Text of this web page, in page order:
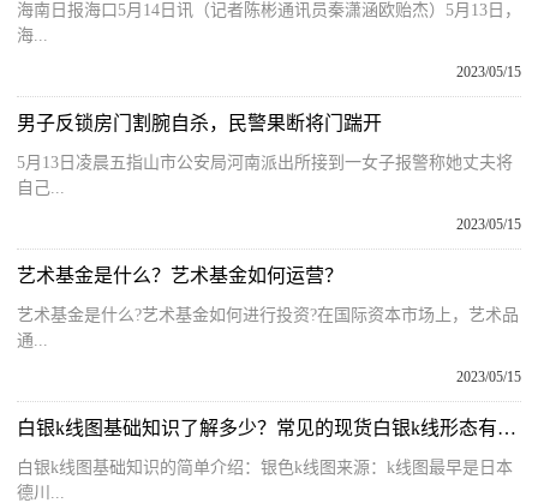
海南日报海口5月14日讯（记者陈彬通讯员秦潇涵欧贻杰）5月13日，
海...
2023/05/15
男子反锁房门割腕自杀，民警果断将门踹开
5月13日凌晨五指山市公安局河南派出所接到一女子报警称她丈夫将
自己...
2023/05/15
艺术基金是什么？艺术基金如何运营？
艺术基金是什么?艺术基金如何进行投资?在国际资本市场上，艺术品
通...
2023/05/15
白银k线图基础知识了解多少？常见的现货白银k线形态有哪些？
白银k线图基础知识的简单介绍：银色k线图来源：k线图最早是日本
德川...